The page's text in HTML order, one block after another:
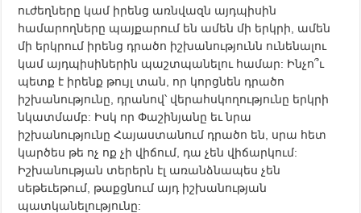
ուժեղները կամ իրենց առնվազն այդպիսին
համարողները պայքարում են ամեն մի երկրի, ամեն
մի երկրում իրենց դրածո իշխանությունն ունենալու
կամ այդպիսիներին պաշտպանելու համար: Ինչո՞ւ
պետք է իրենք թույլ տան, որ կորցնեն դրածո
իշխանությունը, դրանով՝ վերահսկողությունը երկրի
նկատմամբ: Իսկ որ Փաշինյանը եւ նրա
իշխանությունը Հայաստանում դրածո են, սրա հետ
կարծես թե ոչ ոք չի վիճում, դա չեն վիճարկում:
Իշխանության տերերն էլ առանձնապես չեն
սեթեւեթում, թաքցնում այդ իշխանության
պատկանելությունը: